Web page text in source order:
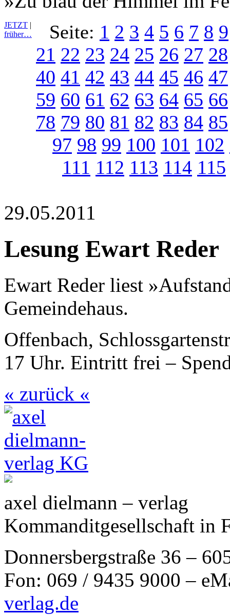
JETZT |
früher…
Seite: 1 2 3 4 5 6 7 8 9
21 22 23 24 25 26 27 28
40 41 42 43 44 45 46 47
59 60 61 62 63 64 65 66
78 79 80 81 82 83 84 85
97 98 99 100 101 102
111 112 113 114 115
29.05.2011
Lesung Ewart Reder
Ewart Reder liest
Gemeindehaus.
Offenbach,
17 Uhr. Eintritt frei –
« zurück «
axel dielmann – verlag
Kommanditgesellschaft in
Donnersbergstraße 36 –
Fon: 069 / 9435 9000 –
verlag.de